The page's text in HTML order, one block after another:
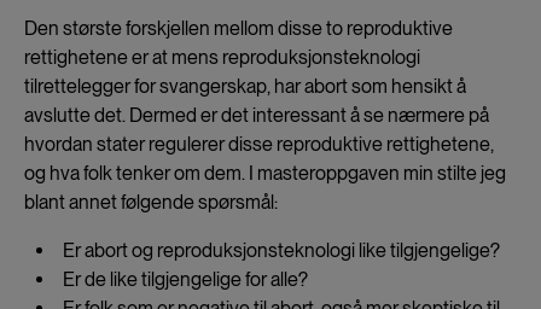
Den største forskjellen mellom disse to reproduktive
rettighetene er at mens reproduksjonsteknologi
tilrettelegger for svangerskap, har abort som hensikt å
avslutte det. Dermed er det interessant å se nærmere på
hvordan stater regulerer disse reproduktive rettighetene,
og hva folk tenker om dem. I masteroppgaven min stilte jeg
blant annet følgende spørsmål:
Er abort og reproduksjonsteknologi like tilgjengelige?
Er de like tilgjengelige for alle?